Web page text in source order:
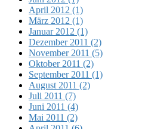
April 2012 (1)
März 2012 (1)
Januar 2012 (1)
Dezember 2011 (2)
November 2011 (5)
Oktober 2011 (2)
September 2011 (1)
August 2011 (2)
Juli 2011 (7)
Juni 2011 (4)
Mai 2011 (2)